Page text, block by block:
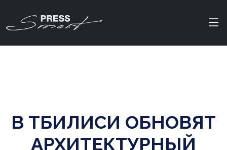
В ТБИЛИСИ ОБНОВЯТ
АРХИТЕКТУРНЫЙ